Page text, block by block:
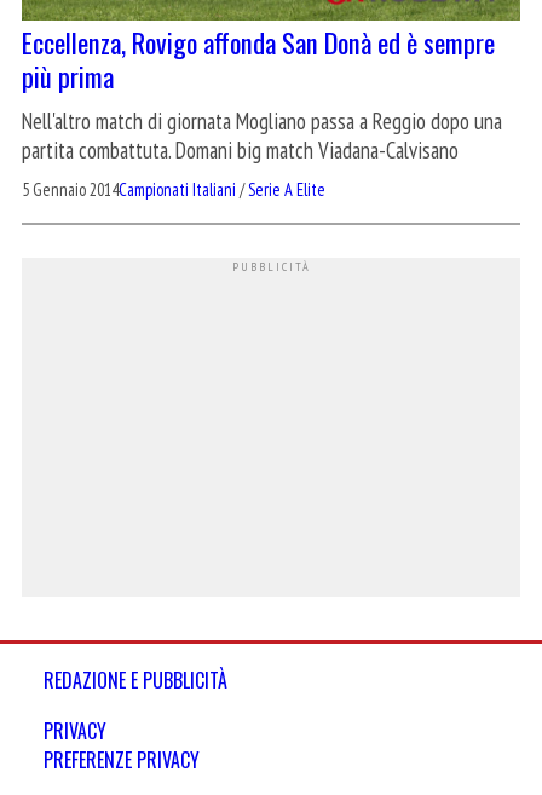
Eccellenza, Rovigo affonda San Donà ed è sempre
più prima
Nell'altro match di giornata Mogliano passa a Reggio dopo una
partita combattuta. Domani big match Viadana-Calvisano
5 Gennaio 2014Campionati Italiani /Serie A Elite
REDAZIONE E PUBBLICITÀ
PRIVACY
PREFERENZE PRIVACY